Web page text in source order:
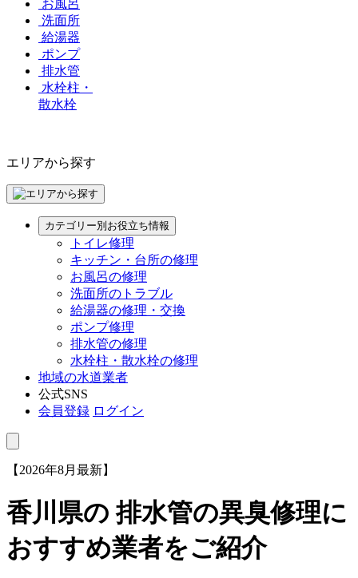
お風呂
洗面所
給湯器
ポンプ
排水管
水栓柱・
散水栓
エリアから探す
カテゴリー別お役立ち情報
トイレ修理
キッチン・台所の修理
お風呂の修理
洗面所のトラブル
給湯器の修理・交換
ポンプ修理
排水管の修理
水栓柱・散水栓の修理
地域の水道業者
公式SNS
会員登録 ログイン
【2026年8月最新】
香川県の 排水管の異臭修理に
おすすめ業者をご紹介